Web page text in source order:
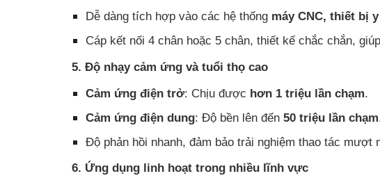
Dễ dàng tích hợp vào các hệ thống máy CNC, thiết bị
Cáp kết nối 4 chân hoặc 5 chân, thiết kế chắc chắn,
5. Độ nhạy cảm ứng và tuổi thọ cao
Cảm ứng điện trở: Chịu được hơn 1 triệu lần chạm.
Cảm ứng điện dung: Độ bền lên đến 50 triệu lần chạm
Độ phản hồi nhanh, đảm bảo trải nghiệm thao tác mượt
6. Ứng dụng linh hoạt trong nhiều lĩnh vực